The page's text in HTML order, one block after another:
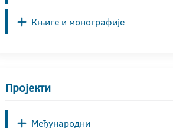
Књиге и монографије
Пројекти
Међународни